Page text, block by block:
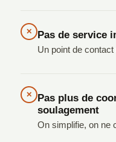
✕ Pas de service
Un point de
✕
Pas plus de
soulagement
On simplifie, on ne